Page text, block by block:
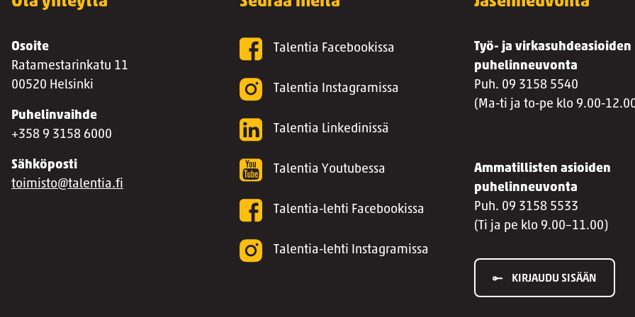
Osoite
Ratamestarinkatu 11
00520 Helsinki
Puhelinvaihde
+358 9 3158 6000
Sähköposti
toimisto@talentia.fi
Talentia Facebookissa
Talentia Instagramissa
Talentia Linkedinissä
Talentia Youtubessa
Talentia-lehti Facebookissa
Talentia-lehti Instagramissa
Työ- ja virkasuhdeasioiden
puhelinneuvonta
Puh. 09 3158 5540
(Ma-ti ja to-pe klo 9.00-
Ammatillisten asioiden
puhelinneuvonta
Puh. 09 3158 5533
(Ti ja pe klo 9.00–11.00)
KIRJAUDU SISÄÄN